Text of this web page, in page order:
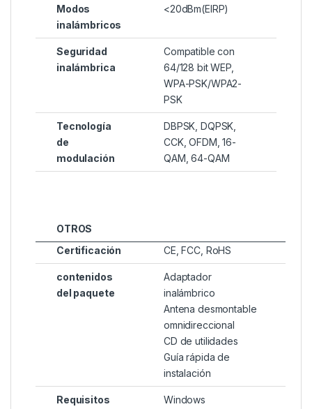
Modos
inalámbricos
<20dBm(EIRP)
Seguridad
inalámbrica
Compatible con
64/128 bit WEP,
WPA-PSK/WPA2-
PSK
Tecnología
de
modulación
DBPSK, DQPSK,
CCK, OFDM, 16-
QAM, 64-QAM
OTROS
Certificación
CE, FCC, RoHS
contenidos
del paquete
Adaptador
inalámbrico
Antena desmontable
omnidireccional
CD de utilidades
Guía rápida de
instalación
Requisitos
Windows